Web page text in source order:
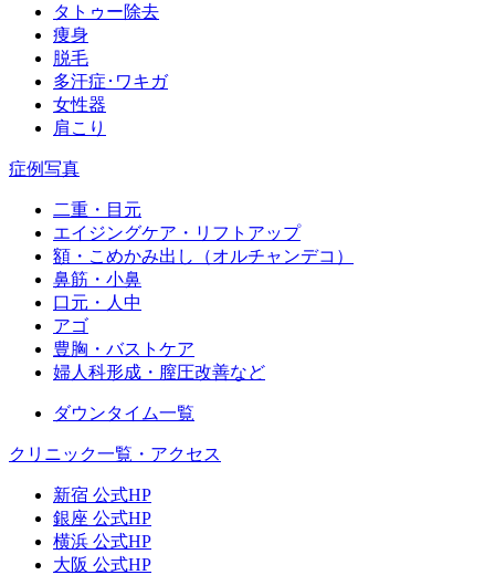
タトゥー除去
痩身
脱毛
多汗症･ワキガ
女性器
肩こり
症例写真
二重・目元
エイジングケア・リフトアップ
額・こめかみ出し（オルチャンデコ）
鼻筋・小鼻
口元・人中
アゴ
豊胸・バストケア
婦人科形成・膣圧改善など
ダウンタイム一覧
クリニック一覧・アクセス
新宿 公式HP
銀座 公式HP
横浜 公式HP
大阪 公式HP